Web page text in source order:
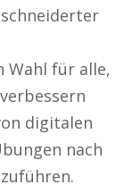
Wahl für alle,
digitalen
nach